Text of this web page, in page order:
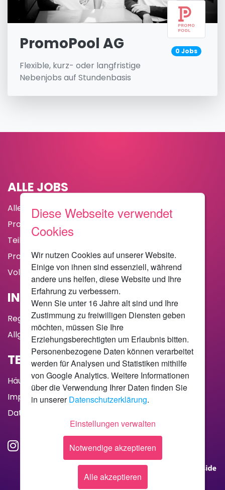
Diese Webseite verwendet
Cookies
Wir nutzen Cookies auf unserer Website.
Einige von ihnen sind essenziell, während
andere uns helfen, diese Website und Ihre
Erfahrung zu verbessern.
Wenn Sie unter 16 Jahre alt sind und Ihre
Zustimmung zu freiwilligen Diensten geben
möchten, müssen Sie Ihre
Erziehungsberechtigten um Erlaubnis bitten.
Personenbezogene Daten können verarbeitet
werden für Analysen und Statistiken mithilfe
von Google Analytics. Weitere Informationen
über die Verwendung Ihrer Daten finden Sie
in unsererDatenschutzerklärung.
Einstellungen verwalten
Notwendige akzeptieren
Alle akzeptieren
0 Jobs
PromoPool AG
Flexible, kurz- oder langfristige
Nebenjobs auf Stundenbasis
ALLE JOBS
Alle Jobs
Promotionen
Teilzeitstellen
Praktika
Vollzeitstellen
INSERIEREN
Registrieren
Allgemeine Geschäftsbedingungen
TEAM UND KONTAKT
Häufig gestellte Fragen
Impressum
Datenschutz
Studentenjobs wird präsentiert von